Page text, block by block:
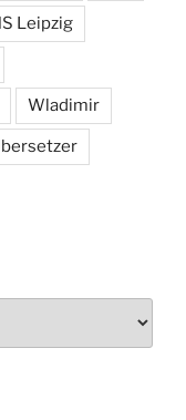
Leipzig
Wladimir